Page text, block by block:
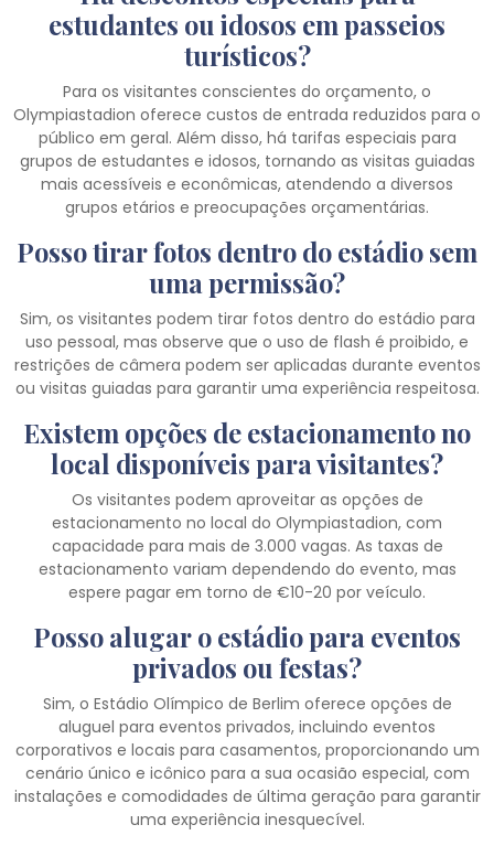
estudantes ou idosos em passeios
turísticos?
Para os visitantes conscientes do orçamento, o
Olympiastadion oferece custos de entrada reduzidos para o
público em geral. Além disso, há tarifas especiais para
grupos de estudantes e idosos, tornando as visitas guiadas
mais acessíveis e econômicas, atendendo a diversos
grupos etários e preocupações orçamentárias.
Posso tirar fotos dentro do estádio sem
uma permissão?
Sim, os visitantes podem tirar fotos dentro do estádio para
uso pessoal, mas observe que o uso de flash é proibido, e
restrições de câmera podem ser aplicadas durante eventos
ou visitas guiadas para garantir uma experiência respeitosa.
Existem opções de estacionamento no
local disponíveis para visitantes?
Os visitantes podem aproveitar as opções de
estacionamento no local do Olympiastadion, com
capacidade para mais de 3.000 vagas. As taxas de
estacionamento variam dependendo do evento, mas
espere pagar em torno de €10-20 por veículo.
Posso alugar o estádio para eventos
privados ou festas?
Sim, o Estádio Olímpico de Berlim oferece opções de
aluguel para eventos privados, incluindo eventos
corporativos e locais para casamentos, proporcionando um
cenário único e icônico para a sua ocasião especial, com
instalações e comodidades de última geração para garantir
uma experiência inesquecível.